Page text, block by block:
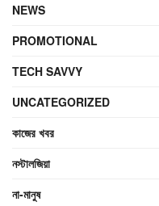
NEWS
PROMOTIONAL
TECH SAVVY
UNCATEGORIZED
কাজের খবর
নস্টালজিয়া
না-মানুষ